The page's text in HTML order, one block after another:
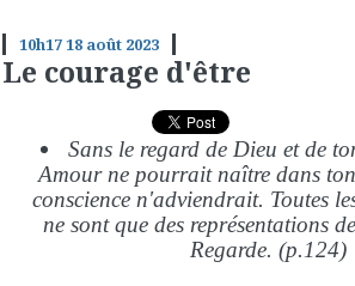
10h1718 août 2023
Le courage d'être
Sans le regard de Dieu et de
Amour ne pourrait naître dans
conscience n'adviendrait. Toutes
ne sont que des représentations
Regarde. (p.124)